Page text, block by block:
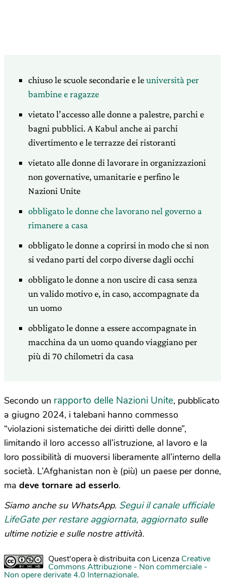
chiuso le scuole secondarie e leuniversità per
bambine e ragazze
vietato l’accesso alle donne a palestre, parchi e
bagni pubblici. A Kabul anche ai parchi
divertimento e le terrazze dei ristoranti
vietato alle donne di lavorare in organizzazioni
non governative, umanitarie e perfino le
Nazioni Unite
obbligato le donne che lavorano nel governo a
rimanere a casa
obbligato le donne a coprirsi in modo che si non
si vedano parti del corpo diverse dagli occhi
obbligato le donne a non uscire di casa senza
un valido motivo e, in caso, accompagnate da
un uomo
obbligato le donne a essere accompagnate in
macchina da un uomo quando viaggiano per
più di 70 chilometri da casa
Secondo un rapporto delle Nazioni Unite, pubblicato
a giugno 2024, i talebani hanno commesso
“violazioni sistematiche dei diritti delle donne”,
limitando il loro accesso all’istruzione, al lavoro e la
loro possibilità di muoversi liberamente all’interno della
società. L’Afghanistan non è (più) un paese per donne,
ma deve tornare ad esserlo.
Siamo anche su WhatsApp. Segui il canale ufficiale
LifeGate per restare aggiornata, aggiornato sulle
ultime notizie e sulle nostre attività.
Quest'opera è distribuita con Licenza Creative
Commons Attribuzione - Non commerciale -
Non opere derivate 4.0 Internazionale.